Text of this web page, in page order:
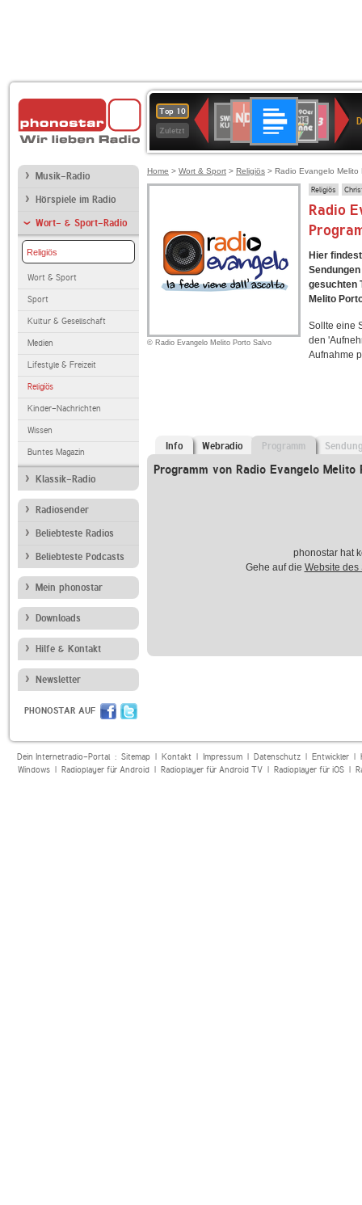
Top 10
Zuletzt
Deutschlandfunk
80er
90er
OLDIE
ANTENNE
SWR3
SWR
Kultur
2
Musik-Radio
Hörspiele im Radio
Wort- & Sport-Radio
Religiös
Wort & Sport
Sport
Kultur & Gesellschaft
Medien
Lifestyle & Freizeit
Religiös
Kinder-Nachrichten
Wissen
Buntes Magazin
Klassik-Radio
Radiosender
Beliebteste Radios
Beliebteste Podcasts
Mein phonostar
Downloads
Hilfe & Kontakt
Newsletter
PHONOSTAR AUF
Home > Wort & Sport > Religiös > Radio Evangelo Melito
© Radio Evangelo Melito Porto Salvo
Religiös
Radio
Hier
gesuchten
Melito
Sollte eine
den
Aufnahme
Info Webradio Programm
Programm von Radio Evangelo Melito
phonostar hat
Gehe auf die Website des
Dein Internetradio-Portal : Sitemap| Kontakt| Impressum| Datenschutz| Entwickler|
Windows| Radioplayer für Android| Radioplayer für Android TV| Radioplayer für iOS|